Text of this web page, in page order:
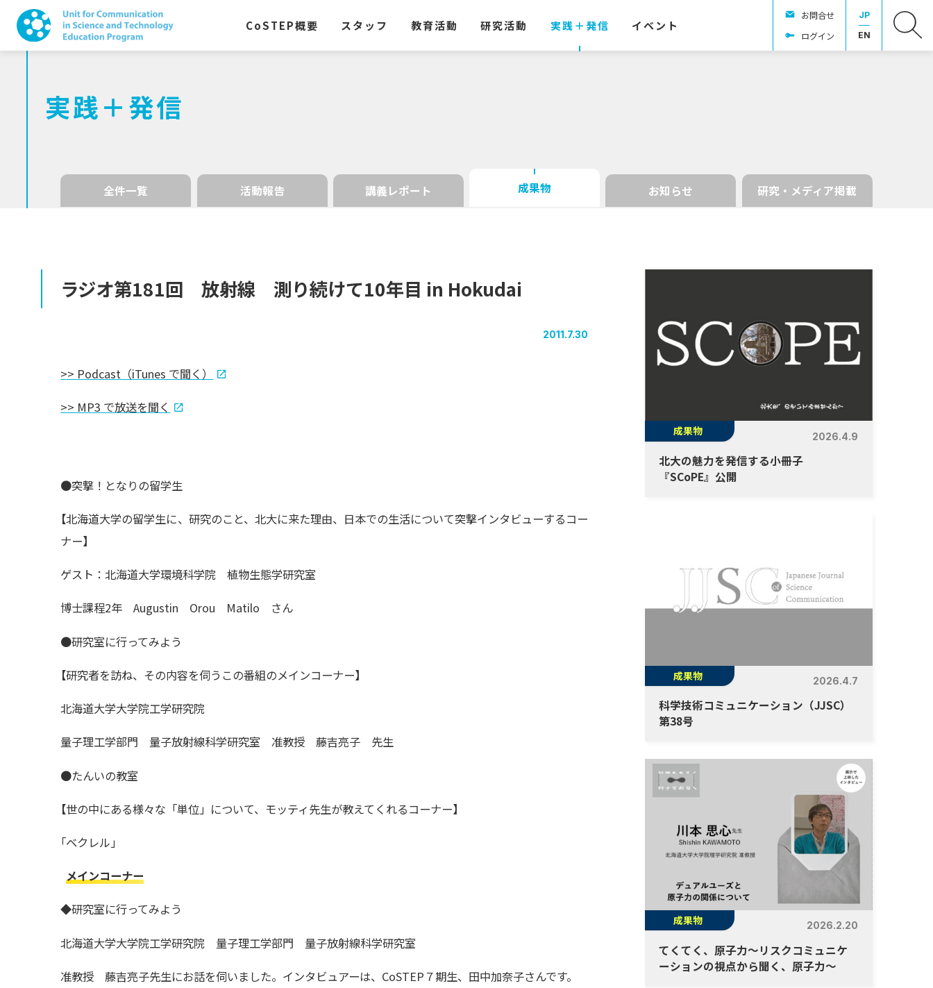
CoSTEP概要 スタッフ 教育活動 研究活動 実践＋発信 イベント
お問合せ
ログイン
JP
EN
実践＋発信
全件一覧 活動報告 講義レポート 成果物 お知らせ 研究・メディア掲載
ラジオ第181回 放射線 測り続けて10年目 in Hokudai
2011.7.30
>> Podcast（iTunes で聞く）
>> MP3 で放送を聞く
●突撃！となりの留学生
【北海道大学の留学生に、研究のこと、北大に来た理由、日本での生活について突撃インタビューするコー
ナー】
ゲスト：北海道大学環境科学院 植物生態学研究室
博士課程2年 Augustin Orou Matilo さん
●研究室に行ってみよう
【研究者を訪ね、その内容を伺うこの番組のメインコーナー】
北海道大学大学院工学研究院
量子理工学部門 量子放射線科学研究室 准教授 藤吉亮子 先生
●たんいの教室
【世の中にある様々な「単位」について、モッティ先生が教えてくれるコーナー】
「ベクレル」
メインコーナー
◆研究室に行ってみよう
北海道大学大学院工学研究院 量子理工学部門 量子放射線科学研究室
准教授 藤吉亮子先生にお話を伺いました。インタビュアーは、CoSTEP７期生、田中加奈子さんです。
成果物 2026.4.9
北大の魅力を発信する小冊子
『SCoPE』公開
成果物 2026.4.7
科学技術コミュニケーション（JJSC）
第38号
成果物 2026.2.20
てくてく、原子力～リスクコミュニケ
ーションの視点から聞く、原子力～